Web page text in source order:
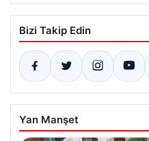
Bizi Takip Edin
Yan Manşet